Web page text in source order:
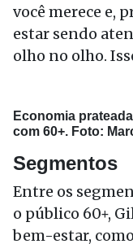
você merece e,
estar sendo
olho no olho.
Economia
com 60+. Foto:
Segmentos
Entre os
o público 60+,
bem-estar,